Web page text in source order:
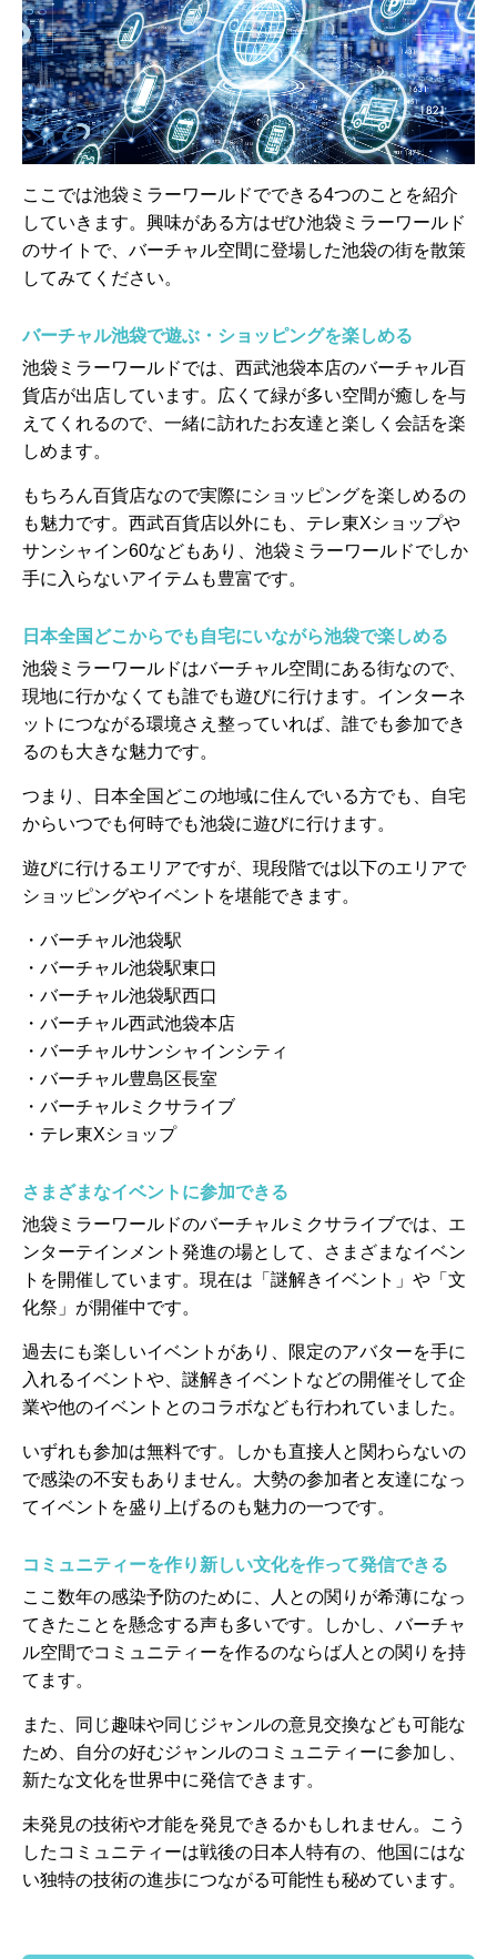
ここでは池袋ミラーワールドでできる4つのことを紹介
していきます。興味がある方はぜひ池袋ミラーワールド
のサイトで、バーチャル空間に登場した池袋の街を散策
してみてください。
バーチャル池袋で遊ぶ・ショッピングを楽しめる
池袋ミラーワールドでは、西武池袋本店のバーチャル百
貨店が出店しています。広くて緑が多い空間が癒しを与
えてくれるので、一緒に訪れたお友達と楽しく会話を楽
しめます。
もちろん百貨店なので実際にショッピングを楽しめるの
も魅力です。西武百貨店以外にも、テレ東Xショップや
サンシャイン60などもあり、池袋ミラーワールドでしか
手に入らないアイテムも豊富です。
日本全国どこからでも自宅にいながら池袋で楽しめる
池袋ミラーワールドはバーチャル空間にある街なので、
現地に行かなくても誰でも遊びに行けます。インターネ
ットにつながる環境さえ整っていれば、誰でも参加でき
るのも大きな魅力です。
つまり、日本全国どこの地域に住んでいる方でも、自宅
からいつでも何時でも池袋に遊びに行けます。
遊びに行けるエリアですが、現段階では以下のエリアで
ショッピングやイベントを堪能できます。
・バーチャル池袋駅
・バーチャル池袋駅東口
・バーチャル池袋駅西口
・バーチャル西武池袋本店
・バーチャルサンシャインシティ
・バーチャル豊島区長室
・バーチャルミクサライブ
・テレ東Xショップ
さまざまなイベントに参加できる
池袋ミラーワールドのバーチャルミクサライブでは、エ
ンターテインメント発進の場として、さまざまなイベン
トを開催しています。現在は「謎解きイベント」や「文
化祭」が開催中です。
過去にも楽しいイベントがあり、限定のアバターを手に
入れるイベントや、謎解きイベントなどの開催そして企
業や他のイベントとのコラボなども行われていました。
いずれも参加は無料です。しかも直接人と関わらないの
で感染の不安もありません。大勢の参加者と友達になっ
てイベントを盛り上げるのも魅力の一つです。
コミュニティーを作り新しい文化を作って発信できる
ここ数年の感染予防のために、人との関りが希薄になっ
てきたことを懸念する声も多いです。しかし、バーチャ
ル空間でコミュニティーを作るのならば人との関りを持
てます。
また、同じ趣味や同じジャンルの意見交換なども可能な
ため、自分の好むジャンルのコミュニティーに参加し、
新たな文化を世界中に発信できます。
未発見の技術や才能を発見できるかもしれません。こう
したコミュニティーは戦後の日本人特有の、他国にはな
い独特の技術の進歩につながる可能性も秘めています。